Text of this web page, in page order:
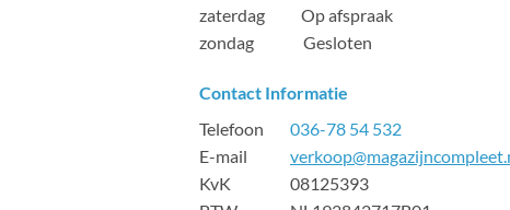
zaterdag Op afspraak
zondag Gesloten
Contact Informatie
Telefoon 036-78 54 532
E-mail
KvK 08125393